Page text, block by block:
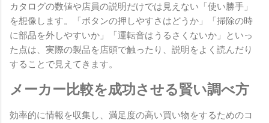
カタログの数値や店員の説明だけでは見えない「使い勝手」
を想像します。「ボタンの押しやすさはどうか」「掃除の時
に部品を外しやすいか」「運転音はうるさくないか」といっ
た点は、実際の製品を店頭で触ったり、説明をよく読んだり
することで見えてきます。
メーカー比較を成功させる賢い調べ方
効率的に情報を収集し、満足度の高い買い物をするためのコ